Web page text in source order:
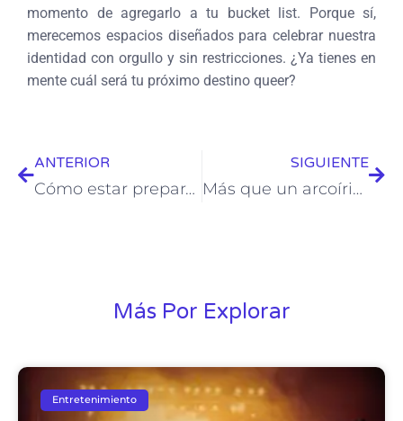
momento de agregarlo a tu bucket list. Porque sí,
merecemos espacios diseñados para celebrar nuestra
identidad con orgullo y sin restricciones. ¿Ya tienes en
mente cuál será tu próximo destino queer?
ANTERIOR
Cómo estar preparado para ser pasivo en cualquier momento de tu viaje
SIGUIENTE
Más que un arcoíris en junio: ¿Por qué el apoyo LGBTQ+ debe ser todo el año?
Más Por Explorar
Entretenimiento